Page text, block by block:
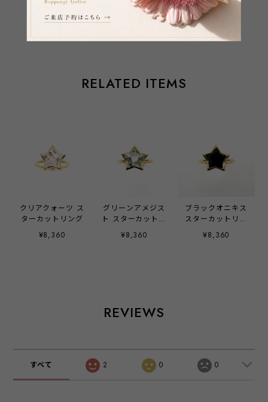
通報する
RELATED ITEMS
クリアクォーツ ス
ターカットリング
¥8,360
グリーンアメジス
ト スターカットリ
ング
¥8,360
ブラックオニキス
スターカットリン
グ
¥8,360
REVIEWS
すべて 2 0 0